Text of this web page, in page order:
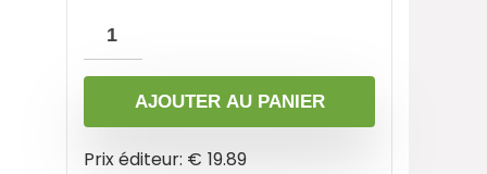
AJOUTER AU PANIER
Prix éditeur: € 19.89